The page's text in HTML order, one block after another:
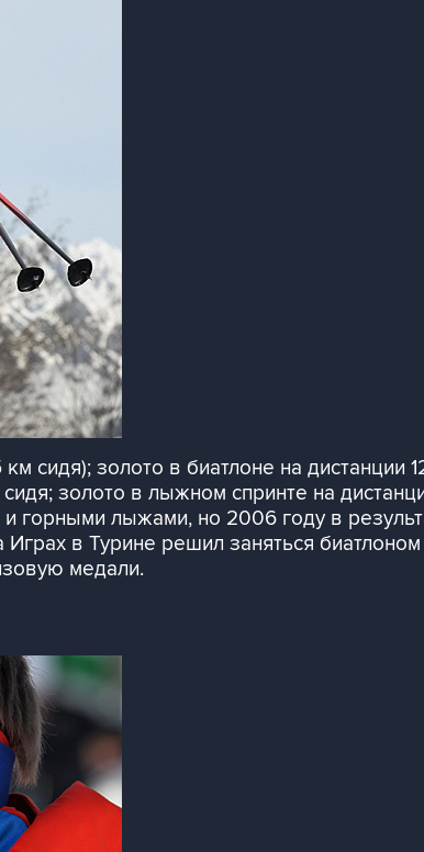
сидя); золото в биатлоне на дистанции
золото в лыжном спринте на
горными лыжами, но 2006 году в
в Турине решил заняться
медали.